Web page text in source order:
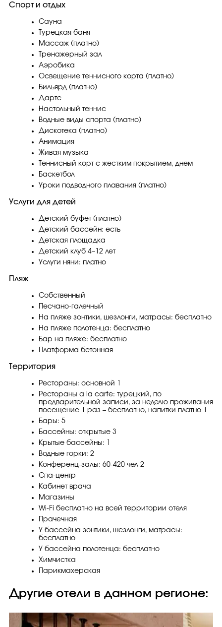
Спорт и отдых
Сауна
Турецкая баня
Массаж (платно)
Тренажерный зал
Аэробика
Освещение теннисного корта (платно)
Бильярд (платно)
Дартс
Настольный теннис
Водные виды спорта (платно)
Дискотека (платно)
Анимация
Живая музыка
Теннисный корт с жестким покрытием, днем
Баскетбол
Уроки подводного плавания (платно)
Услуги для детей
Детский буфет (платно)
Детский бассейн: есть
Детская площадка
Детский клуб 4–12 лет
Услуги няни: платно
Пляж
Собственный
Песчано-галечный
На пляже зонтики, шезлонги, матрасы: бесплатно
На пляже полотенца: бесплатно
Бар на пляже: бесплатно
Платформа бетонная
Территория
Рестораны: основной 1
Рестораны a la carte: турецкий, по
предварительной записи, за неделю проживания
посещение 1 раз – бесплатно, напитки платно 1
Бары: 5
Бассейны: открытые 3
Крытые бассейны: 1
Водные горки: 2
Конференц-залы: 60-420 чел 2
Спа-центр
Кабинет врача
Магазины
Wi-Fi бесплатно на всей территории отеля
Прачечная
У бассейна зонтики, шезлонги, матрасы:
бесплатно
У бассейна полотенца: бесплатно
Химчистка
Парикмахерская
Другие отели в данном регионе: